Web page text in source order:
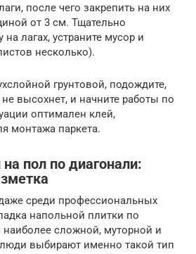
после чего закрепить на них
от 3 см. Тщательно
лагах, устраните мусор и
несколько).
грунтовой, подождите,
высохнет, и начните работы по
оптимален клей,
монтажа паркета.
пол по диагонали:
среди профессиональных
напольной плитки по
наиболее сложной, муторной и
выбирают именно такой тип